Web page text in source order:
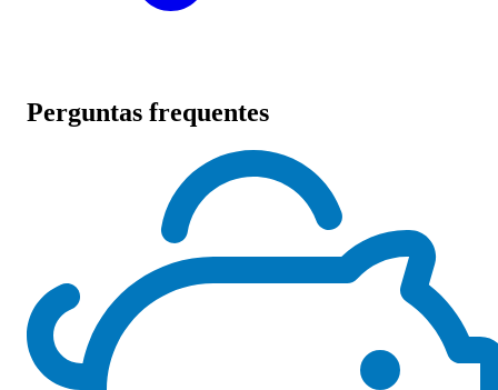
Perguntas frequentes